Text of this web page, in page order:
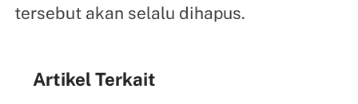
tersebut akan selalu dihapus.
Artikel Terkait